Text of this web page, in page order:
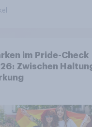
im Pride-Check
Zwischen